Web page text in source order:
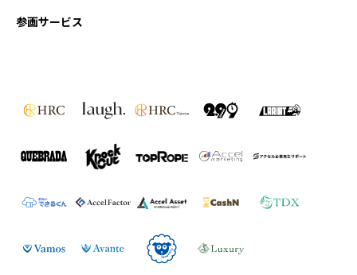
参画サービス